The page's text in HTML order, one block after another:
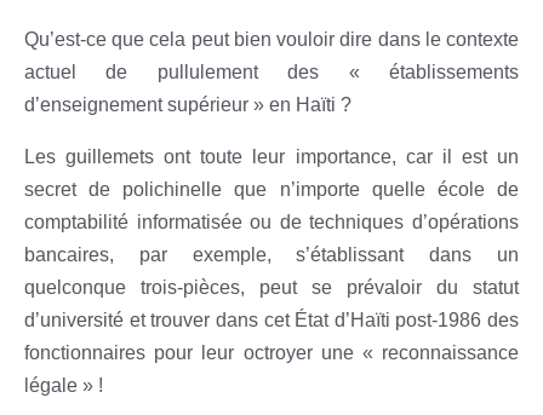
Qu’est-ce que cela peut bien vouloir dire dans le contexte
actuel de pullulement des « établissements
d’enseignement supérieur » en Haïti ?
Les guillemets ont toute leur importance, car il est un
secret de polichinelle que n’importe quelle école de
comptabilité informatisée ou de techniques d’opérations
bancaires, par exemple, s’établissant dans un
quelconque trois-pièces, peut se prévaloir du statut
d’université et trouver dans cet État d’Haïti post-1986 des
fonctionnaires pour leur octroyer une « reconnaissance
légale » !